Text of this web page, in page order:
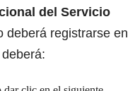
del Servicio
deberá registrarse en
deberá: